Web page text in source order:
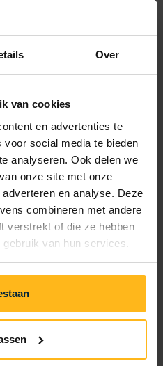
Over
van cookies
en advertenties te
social media te bieden
analyseren. Ook delen we
onze site met onze
en analyse. Deze
combineren met andere
verstrekt of die ze hebben
van hun services.
— —
— —
— —